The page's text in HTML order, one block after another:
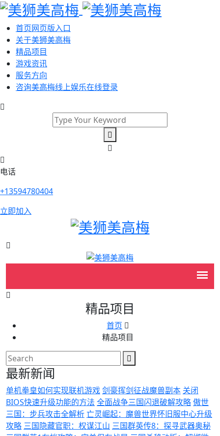
首页网页版入口
关于美狮美高梅
精品项目
游戏资讯
服务方向
咨询美高梅线上娱乐在线登录
电话
+13594780404
立即加入
精品项目
首页
精品项目
最新新闻
单机拳皇如何实现联机游戏剑豪挥剑征战魔兽副本 关闭
BIOS快速升级功能的方法 全面战争三国闪退破解攻略傲世
三国：步兵攻击全解析亡灵崛起：魔兽世界怀旧服中心升级
攻略 三国隐藏官职：权谋江山 三国群英传8：探寻武器奥秘